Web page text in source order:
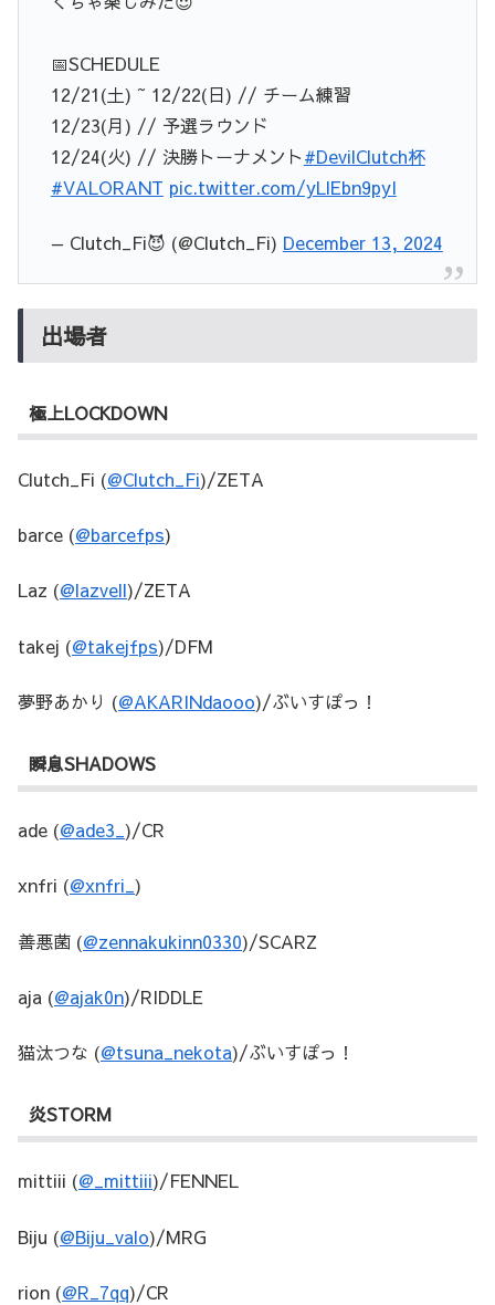
📅SCHEDULE
12/21(土) ~ 12/22(日) // チーム練習
12/23(月) // 予選ラウンド
12/24(火) // 決勝トーナメント#DevilClutch杯
#VALORANT pic.twitter.com/yLlEbn9pyI
— Clutch_Fi😈 (@Clutch_Fi) December 13, 2024
出場者
極上LOCKDOWN
Clutch_Fi (@Clutch_Fi)/ZETA
barce (@barcefps)
Laz (@lazvell)/ZETA
takej (@takejfps)/DFM
夢野あかり (@AKARINdaooo)/ぶいすぽっ！
瞬息SHADOWS
ade (@ade3_ )/CR
xnfri (@xnfri_ )
善悪菌 (@zennakukinn0330)/SCARZ
aja (@ajak0n)/RIDDLE
猫汰つな (@tsuna_nekota)/ぶいすぽっ！
炎STORM
mittiii (@_mittiii)/FENNEL
Biju (@Biju_valo)/MRG
rion (@R_7qq)/CR